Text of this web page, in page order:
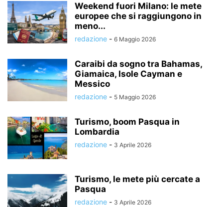
Weekend fuori Milano: le mete
europee che si raggiungono in
meno...
redazione - 6 Maggio 2026
Caraibi da sogno tra Bahamas,
Giamaica, Isole Cayman e
Messico
redazione - 5 Maggio 2026
Turismo, boom Pasqua in
Lombardia
redazione - 3 Aprile 2026
Turismo, le mete più cercate a
Pasqua
redazione - 3 Aprile 2026